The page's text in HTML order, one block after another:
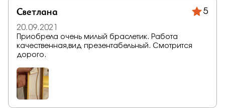
Светлана 5
20.09.2021
Приобрела очень милый браслетик. Работа
качественная,вид презентабельный. Смотрится
дорого.